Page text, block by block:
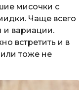
мисочки с
Чаще всего
и вариации.
встретить и в
тоже не